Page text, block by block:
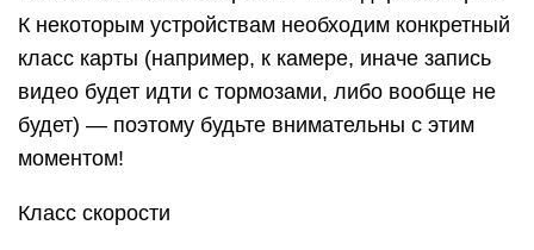
К некоторым устройствам необходим конкретный
класс карты (например, к камере, иначе запись
видео будет идти с тормозами, либо вообще не
будет) — поэтому будьте внимательны с этим
моментом!
Класс скорости